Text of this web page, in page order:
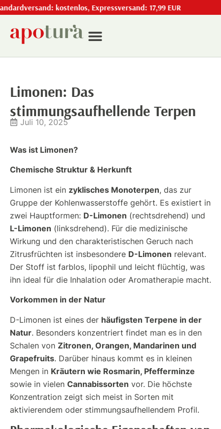
kostenlos, Expressversand: 17,99 EUR
Limonen: Das
stimmungsaufhellende Terpen
Juli 10, 2025
Was ist Limonen?
Chemische Struktur & Herkunft
Limonen ist ein zyklisches Monoterpen, das zur
Gruppe der Kohlenwasserstoffe gehört. Es existiert in
zwei Hauptformen: D-Limonen (rechtsdrehend) und
L-Limonen (linksdrehend). Für die medizinische
Wirkung und den charakteristischen Geruch nach
Zitrusfrüchten ist insbesondere D-Limonen relevant.
Der Stoff ist farblos, lipophil und leicht flüchtig, was
ihn ideal für die Inhalation oder Aromatherapie macht.
Vorkommen in der Natur
D-Limonen ist eines der häufigsten Terpene in der
Natur. Besonders konzentriert findet man es in den
Schalen von Zitronen, Orangen, Mandarinen und
Grapefruits. Darüber hinaus kommt es in kleinen
Mengen in Kräutern wie Rosmarin, Pfefferminze
sowie in vielen Cannabissorten vor. Die höchste
Konzentration zeigt sich meist in Sorten mit
aktivierendem oder stimmungsaufhellendem Profil.